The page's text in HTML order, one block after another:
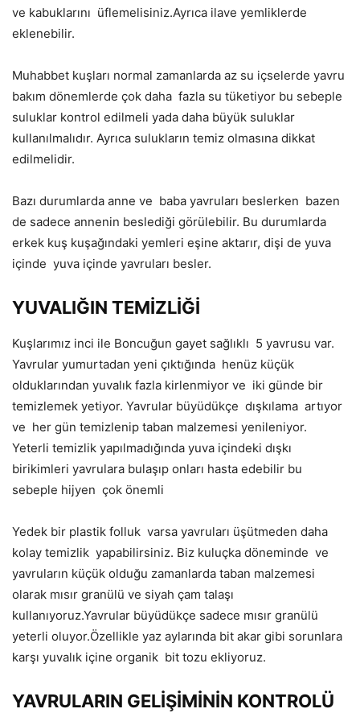
ve kabuklarını üflemelisiniz.Ayrıca ilave yemliklerde
eklenebilir.
Muhabbet kuşları normal zamanlarda az su içselerde yavru
bakım dönemlerde çok daha fazla su tüketiyor bu sebeple
suluklar kontrol edilmeli yada daha büyük suluklar
kullanılmalıdır. Ayrıca sulukların temiz olmasına dikkat
edilmelidir.
Bazı durumlarda anne ve baba yavruları beslerken bazen
de sadece annenin beslediği görülebilir. Bu durumlarda
erkek kuş kuşağındaki yemleri eşine aktarır, dişi de yuva
içinde yuva içinde yavruları besler.
YUVALIĞIN TEMİZLİĞİ
Kuşlarımız inci ile Boncuğun gayet sağlıklı 5 yavrusu var.
Yavrular yumurtadan yeni çıktığında henüz küçük
olduklarından yuvalık fazla kirlenmiyor ve iki günde bir
temizlemek yetiyor. Yavrular büyüdükçe dışkılama artıyor
ve her gün temizlenip taban malzemesi yenileniyor.
Yeterli temizlik yapılmadığında yuva içindeki dışkı
birikimleri yavrulara bulaşıp onları hasta edebilir bu
sebeple hijyen çok önemli
Yedek bir plastik folluk varsa yavruları üşütmeden daha
kolay temizlik yapabilirsiniz. Biz kuluçka döneminde ve
yavruların küçük olduğu zamanlarda taban malzemesi
olarak mısır granülü ve siyah çam talaşı
kullanıyoruz.Yavrular büyüdükçe sadece mısır granülü
yeterli oluyor.Özellikle yaz aylarında bit akar gibi sorunlara
karşı yuvalık içine organik bit tozu ekliyoruz.
YAVRULARIN GELİŞİMİNİN KONTROLÜ